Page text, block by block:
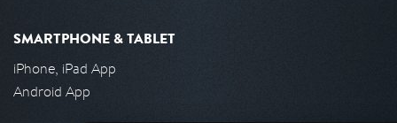
SMARTPHONE & TABLET
iPhone, iPad App
Android App